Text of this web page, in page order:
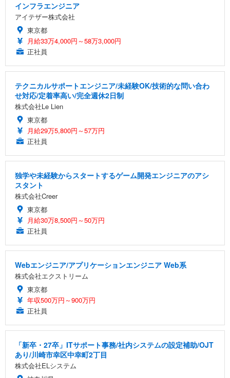
インフラエンジニア
アイテザー株式会社
東京都
月給33万4,000円～58万3,000円
正社員
テクニカルサポートエンジニア/未経験OK/技術的な問い合わ
せ対応/定着率高い/完全週休2日制
株式会社Le Lien
東京都
月給29万5,800円～57万円
正社員
独学や未経験からスタートするゲーム開発エンジニアのアシ
スタント
株式会社Creer
東京都
月給30万8,500円～50万円
正社員
Webエンジニア/アプリケーションエンジニア Web系
株式会社エクストリーム
東京都
年収500万円～900万円
正社員
「新卒・27卒」ITサポート事務/社内システムの設定補助/OJT
あり/川崎市幸区中幸町2丁目
株式会社ELシステム